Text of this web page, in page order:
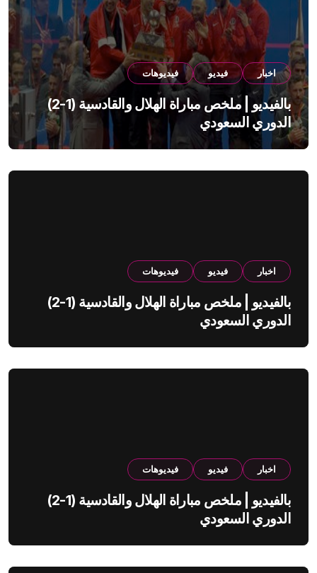
اخبار فيديو فيديوهات
بالفيديو | ملخص مباراة الهلال والقادسية (1-2)
الدوري السعودي
اخبار فيديو فيديوهات
بالفيديو | ملخص مباراة الهلال والقادسية (1-2)
الدوري السعودي
اخبار فيديو فيديوهات
بالفيديو | ملخص مباراة الهلال والقادسية (1-2)
الدوري السعودي